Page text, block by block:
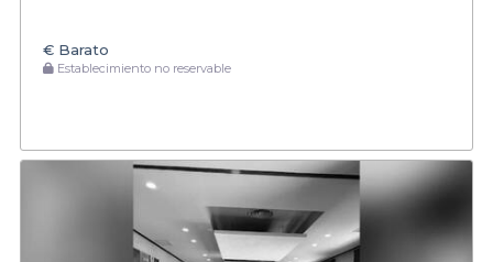
€ Barato
Establecimiento no reservable